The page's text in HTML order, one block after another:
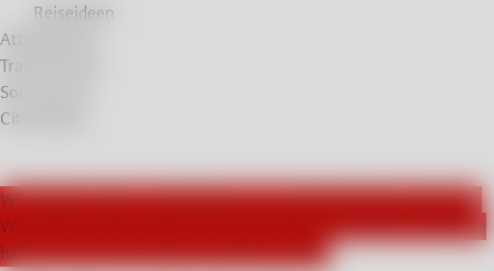
Reiseideen
Attraktionen
Travel Stories
Soul Stories
City Breaks
Wir arbeiten aktiv mit Influencern aus Deutschland zusammen.
Was haben unsere Gäste in Polen besucht und welche Eindrücke
haben sie von ihren Reisen mitgenommen?